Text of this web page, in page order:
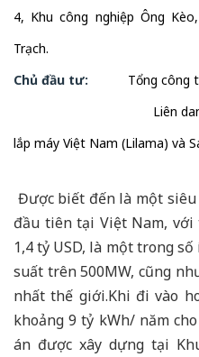
4, Khu công nghiệp Ông
Trạch.
Chủ đầu tư:
Tổng công
Liên danh nhà
lắp máy Việt Nam (Lilama) và
Được biết đến là một
đầu tiên tại Việt Nam,
1,4 tỷ USD, là một trong
suất trên 500MW, cũng
nhất thế giới.Khi đi vào
khoảng 9 tỷ kWh/ năm
án được xây dựng tại